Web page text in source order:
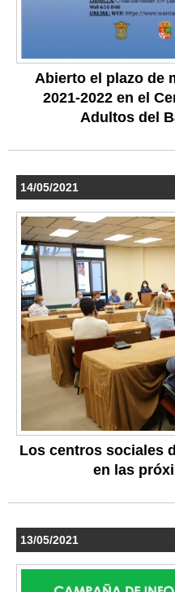
Abierto el plazo de
2021-2022 en el
Adultos del
14/05/2021
Los centros sociales
en las
13/05/2021